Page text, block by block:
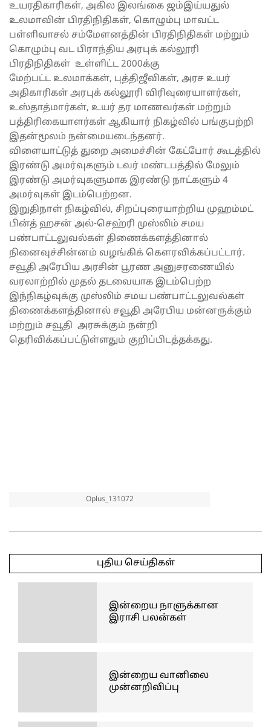
உயரதிகாரிகள், அகில இலங்கை ஜம்இய்யதுல்
உலமாவின் பிரதிநிதிகள், கொழும்பு மாவட்ட
பள்ளிவாசல் சம்மேளனத்தின் பிரதிநிதிகள் மற்றும்
கொழும்பு வட பிராந்திய அரபுக் கல்லூரி
பிரதிநிதிகள் உள்ளிட்ட 2000க்கு
மேற்பட்ட உலமாக்கள், புத்திஜீவிகள், அரச உயர்
அதிகாரிகள் அரபுக் கல்லூரி விரிவுரையாளர்கள்,
உஸ்தாத்மார்கள், உயர் தர மாணவர்கள் மற்றும்
பத்திரிகையாளர்கள் ஆகியார் நிகழ்வில் பங்குபற்றி
இதன்மூலம் நன்மையடைந்தனர்.
விளையாட்டுத் துறை அமைச்சின் கேட்போர் கூடத்தில்
இரண்டு அமர்வுகளும் டவர் மண்டபத்தில் மேலும்
இரண்டு அமர்வுகளுமாக இரண்டு நாட்களும் 4
அமர்வுகள் இடம்பெற்றன.
இறுதிநாள் நிகழ்வில், சிறப்புரையாற்றிய முஹம்மட்
பின்த் ஹசன் அல்-செஹ்ரி முஸ்லிம் சமய
பண்பாட்டலுவல்கள் திணைக்களத்தினால்
நினைவுச்சின்னம் வழங்கிக் கௌரவிக்கப்பட்டார்.
சவூதி அரேபிய அரசின் பூரண அனுசரணையில்
வரலாற்றில் முதல் தடவையாக இடம்பெற்ற
இந்நிகழ்வுக்கு முஸ்லிம் சமய பண்பாட்டலுவல்கள்
திணைக்களத்தினால் சவூதி அரேபிய மன்னருக்கும்
மற்றும் சவூதி அரசுக்கும் நன்றி
தெரிவிக்கப்பட்டுள்ளதும் குறிப்பிடத்தக்கது.
Oplus_131072
05-
புதிய செய்திகள்
இன்றைய நாளுக்கான
இராசி பலன்கள்
இன்றைய வானிலை
முன்னறிவிப்பு